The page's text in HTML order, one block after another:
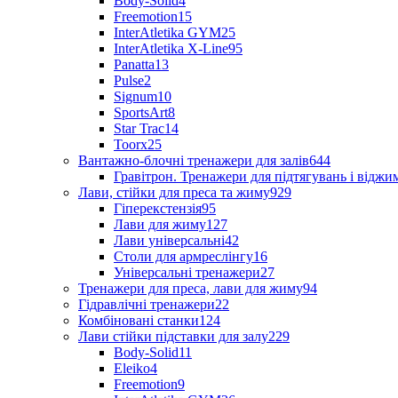
Freemotion15
InterAtletika GYM25
InterAtletika X-Line95
Panatta13
Pulse2
Signum10
SportsArt8
Star Trac14
Toorx25
Вантажно-блочні тренажери для залів644
Гравітрон. Тренажери для підтягувань і
Лави, стійки для преса та жиму929
Гіперекстензія95
Лави для жиму127
Лави універсальні42
Столи для армреслінгу16
Універсальні тренажери27
Тренажери для преса, лави для жиму94
Гідравлічні тренажери22
Комбіновані станки124
Лави стійки підставки для залу229
Body-Solid11
Eleiko4
Freemotion9